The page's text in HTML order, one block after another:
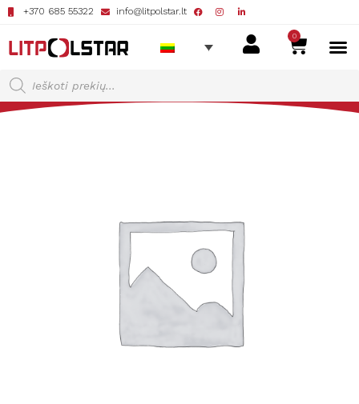
+370 685 55322 info@litpolstar.lt
0